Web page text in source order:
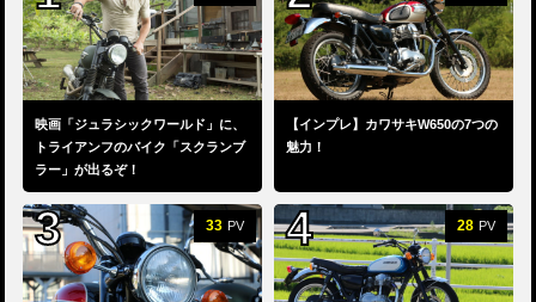
映画「ジュラシックワールド」に、
トライアンフのバイク「スクランブ
ラー」が出るぞ！
【インプレ】カワサキW650の7つの
魅力！
33 PV 28 PV